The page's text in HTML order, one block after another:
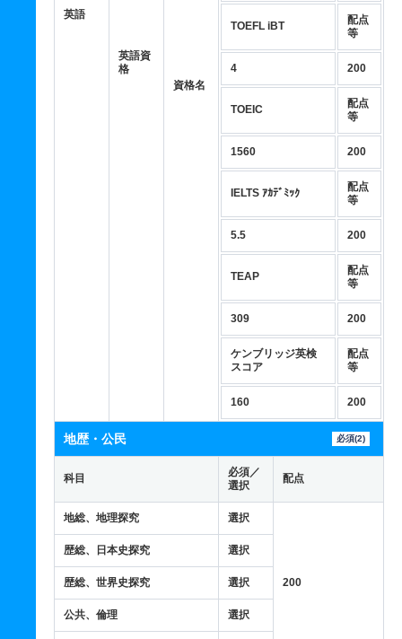
英語
英語資
格
資格名
TOEFL iBT
配点
等
4 200
TOEIC
配点
等
1560 200
IELTS ｱｶﾃﾞﾐｯｸ
配点
等
5.5 200
TEAP
配点
等
309 200
ケンブリッジ英検
スコア
配点
等
160 200
地歴・公民 必須(2)
科目
必須／
選択
配点
地総、地理探究 選択
200
歴総、日本史探究 選択
歴総、世界史探究 選択
公共、倫理 選択